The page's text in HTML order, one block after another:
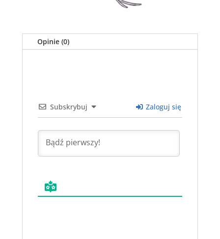
Opinie (0)
Subskrybuj Zaloguj się